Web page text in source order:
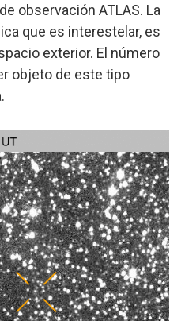
observación ATLAS. La
que es interestelar, es
exterior. El número
objeto de este tipo